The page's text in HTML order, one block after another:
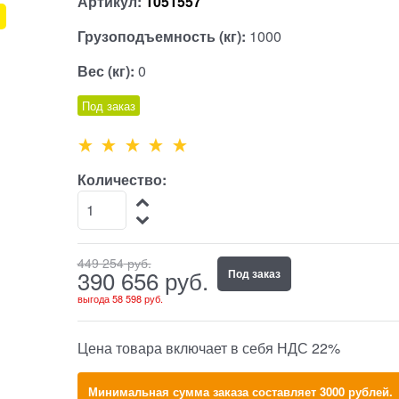
Грузоподъемность (кг): 1000
Вес (кг): 0
Под заказ
Количество:
449 254 руб.
390 656 руб.
выгода58 598 руб.
Под заказ
Цена товара включает в себя НДС 22%
Минимальная сумма заказа составляет 3000 рублей.